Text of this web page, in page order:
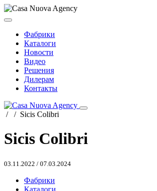
Фабрики
Каталоги
Новости
Видео
Решения
Дилерам
Контакты
/ / Sicis Colibri
Sicis Colibri
03.11.2022 / 07.03.2024
Фабрики
Каталоги